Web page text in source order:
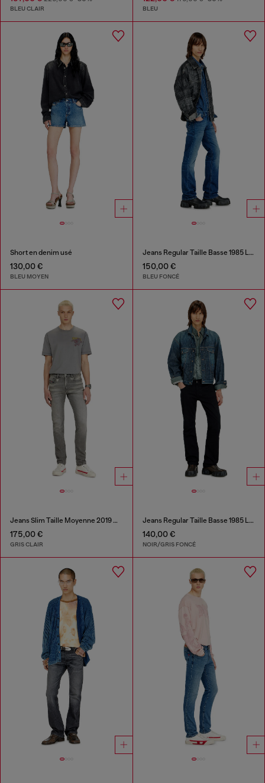
BLEU CLAIR BLEU
Short en denim usé
130,00 €
BLEU MOYEN
Jeans Regular Taille Basse 1985 Larkee
150,00 €
BLEU FONCÉ
Jeans Slim Taille Moyenne 2019 D-Strukt
175,00 €
GRIS CLAIR
Jeans Regular Taille Basse 1985 Larkee
140,00 €
NOIR/GRIS FONCÉ